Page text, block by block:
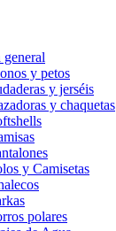
y petos
y jerséis
y chaquetas
y Camisetas
polares